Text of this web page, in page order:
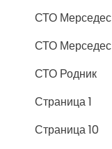
СТО Мерседес
СТО Мерседес
СТО Родник
Страница 1
Страница 10